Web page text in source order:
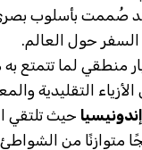
صُممت بأسلوب
السفر حول العالم.
منطقي لما تتمتع
التقليدية
إندونيسيا حيث تلتقي
متوازنًا من